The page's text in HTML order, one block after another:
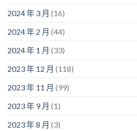
2024 年 3 月 (16)
2024 年 2 月 (44)
2024 年 1 月 (33)
2023 年 12 月 (118)
2023 年 11 月 (99)
2023 年 9 月 (1)
2023 年 8 月 (3)